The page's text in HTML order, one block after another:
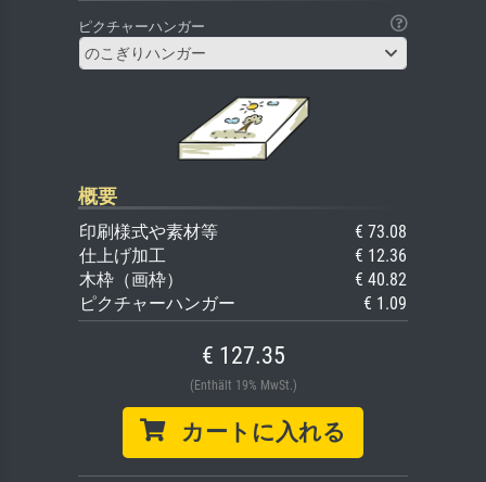
ピクチャーハンガー
のこぎりハンガー
概要
印刷様式や素材等
€ 73.08
仕上げ加工
€ 12.36
木枠（画枠）
€ 40.82
ピクチャーハンガー
€ 1.09
€ 127.35
(Enthält 19% MwSt.)
カートに入れる